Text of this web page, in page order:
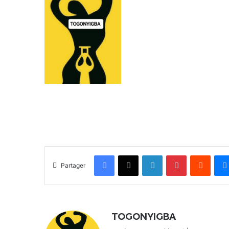
Partager
FacebookX Linkedin PinterestReddit
TOGONYIGBA